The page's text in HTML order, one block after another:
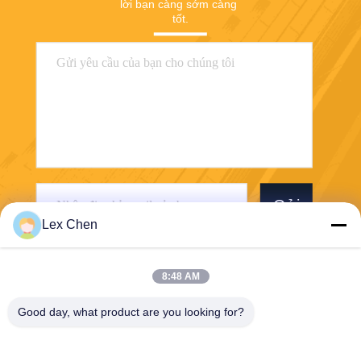
lời bạn càng sớm càng
tốt.
Gửi
Lex Chen
8:48 AM
Good day, what product are you looking for?